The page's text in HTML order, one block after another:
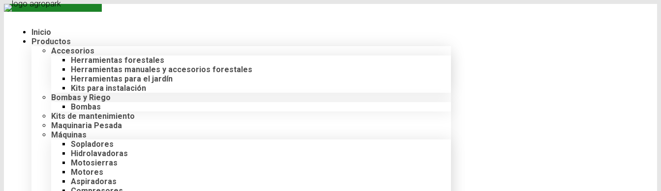
Inicio
Productos
Accesorios
Herramientas forestales
Herramientas manuales y accesorios forestales
Herramientas para el jardín
Kits para instalación
Bombas y Riego
Bombas
Kits de mantenimiento
Maquinaria Pesada
Máquinas
Sopladores
Hidrolavadoras
Motosierras
Motores
Aspiradoras